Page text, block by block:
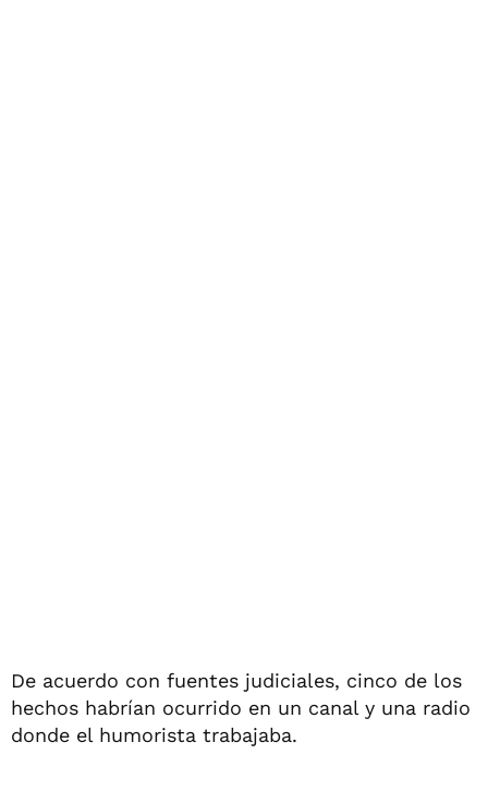
De acuerdo con fuentes judiciales, cinco de los
hechos habrían ocurrido en un canal y una radio
donde el humorista trabajaba.